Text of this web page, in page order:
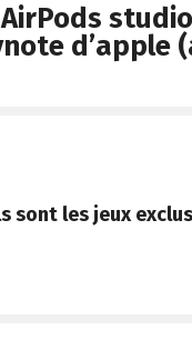
AirPods
d’apple
sont les jeux